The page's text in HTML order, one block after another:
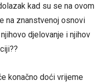
kad su se na ovom
na znanstvenoj osnovi
djelovanje i njihov
konačno doći vrijeme